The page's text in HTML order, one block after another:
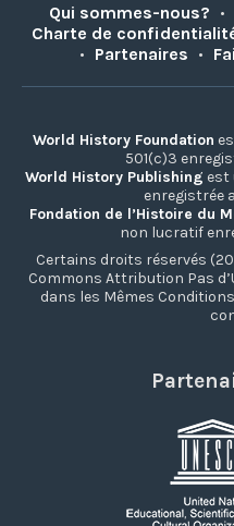
Qui sommes-nous? •
Charte de
• Partenaires •
World History Foundation
501(c)3
World History Publishing est
enregistrée
Fondation de l’Histoire du
non lucratif
Certains droits réservés
Commons Attribution Pas
dans les Mêmes